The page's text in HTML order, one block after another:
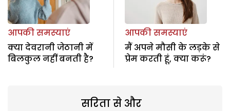
आपकी समस्याएं
क्या देवरानी जेठानी में
बिलकुल नहीं बनती है?
आपकी समस्याएं
मैं अपने मौसी के लड़के से
प्रेम करती हूं, क्या करूं?
सरिता से और